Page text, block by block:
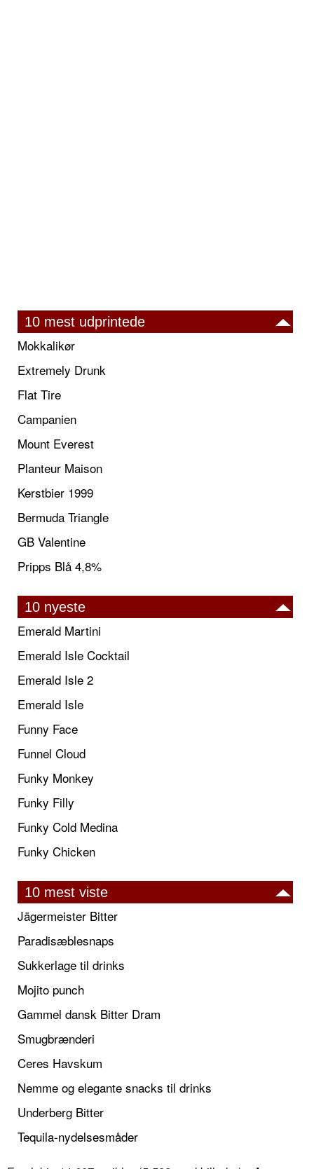
10 mest udprintede
Mokkalikør
Extremely Drunk
Flat Tire
Campanien
Mount Everest
Planteur Maison
Kerstbier 1999
Bermuda Triangle
GB Valentine
Pripps Blå 4,8%
10 nyeste
Emerald Martini
Emerald Isle Cocktail
Emerald Isle 2
Emerald Isle
Funny Face
Funnel Cloud
Funky Monkey
Funky Filly
Funky Cold Medina
Funky Chicken
10 mest viste
Jägermeister Bitter
Paradisæblesnaps
Sukkerlage til drinks
Mojito punch
Gammel dansk Bitter Dram
Smugbrænderi
Ceres Havskum
Nemme og elegante snacks til drinks
Underberg Bitter
Tequila-nydelsesmåder